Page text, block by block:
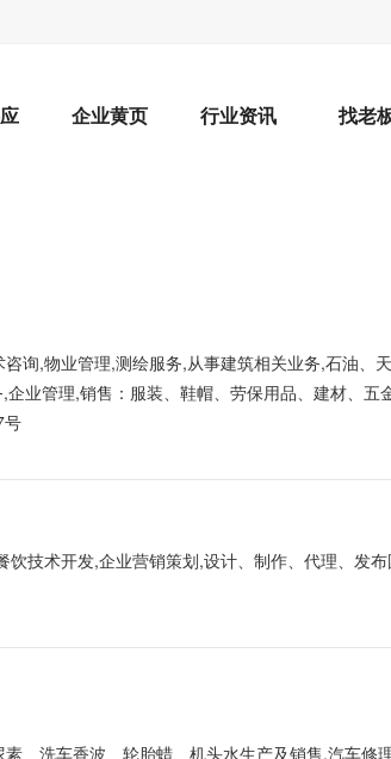
企业黄页 行业资讯 找老
询,物业管理,测绘服务,从事建筑相关业务,石油、
业管理,销售：服装、鞋帽、劳保用品、建材、五
号
技术开发,企业营销策划,设计、制作、代理、发
、洗车香波、轮胎蜡、机头水生产及销售,汽车修